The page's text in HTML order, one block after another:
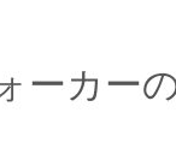
ーカー